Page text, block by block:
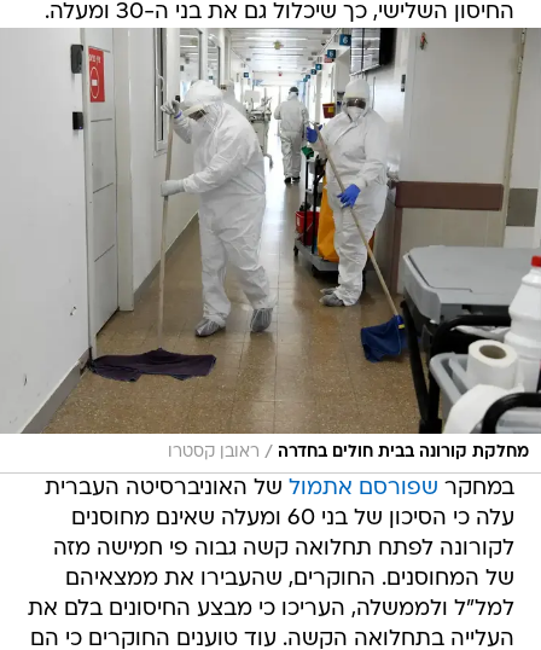
החיסון השלישי, כך שיכלול גם את בני ה-30 ומעלה.
מחלקת קורונה בבית חולים בחדרה / ראובן קסטרו
במחקר שפורסם אתמול של האוניברסיטה העברית
עלה כי הסיכון של בני 60 ומעלה שאינם מחוסנים
לקורונה לפתח תחלואה קשה גבוה פי חמישה מזה
של המחוסנים. החוקרים, שהעבירו את ממצאיהם
למל"ל ולממשלה, העריכו כי מבצע החיסונים בלם את
העלייה בתחלואה הקשה. עוד טוענים החוקרים כי הם